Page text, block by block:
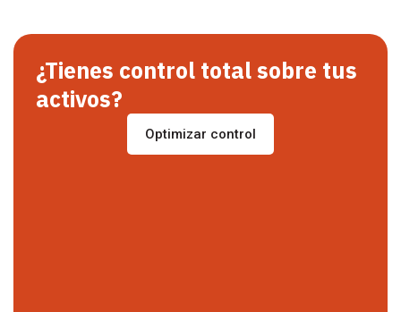
¿Tienes control total sobre tus
activos?
Optimizar control